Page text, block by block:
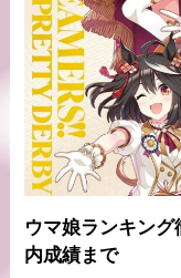
ウマ娘ランキン
内成績まで